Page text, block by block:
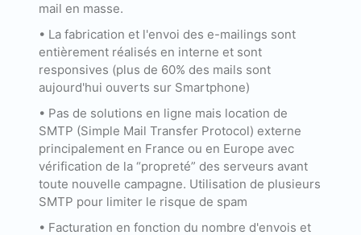
mail en masse.
• La fabrication et l'envoi des e-mailings sont
entièrement réalisés en interne et sont
responsives (plus de 60% des mails sont
aujourd'hui ouverts sur Smartphone)
• Pas de solutions en ligne mais location de
SMTP (Simple Mail Transfer Protocol) externe
principalement en France ou en Europe avec
vérification de la “propreté” des serveurs avant
toute nouvelle campagne. Utilisation de plusieurs
SMTP pour limiter le risque de spam
• Facturation en fonction du nombre d'envois et